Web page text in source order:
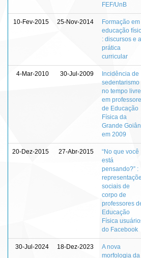
FEF/UnB
10-Fev-2015 25-Nov-2014
Formação em
educação
: discursos e a
prática
curricular
4-Mar-2010 30-Jul-2009
Incidência de
sedentarismo
no tempo livre
em
de Educação
Física da
Grande
em 2009
20-Dez-2015 27-Abr-2015
“No que você
está
pensando?” :
sociais de
corpo de
professores
Educação
Física
do Facebook
30-Jul-2024 18-Dez-2023
A nova
morfologia da